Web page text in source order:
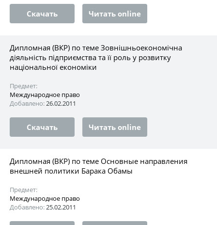
Скачать Читать online
Дипломная (ВКР) по теме Зовнішньоекономічна
діяльність підприємства та її роль у розвитку
національної економіки
Предмет:
Международное право
Добавлено:26.02.2011
Скачать Читать online
Дипломная (ВКР) по теме Основные направления
внешней политики Барака Обамы
Предмет:
Международное право
Добавлено:25.02.2011